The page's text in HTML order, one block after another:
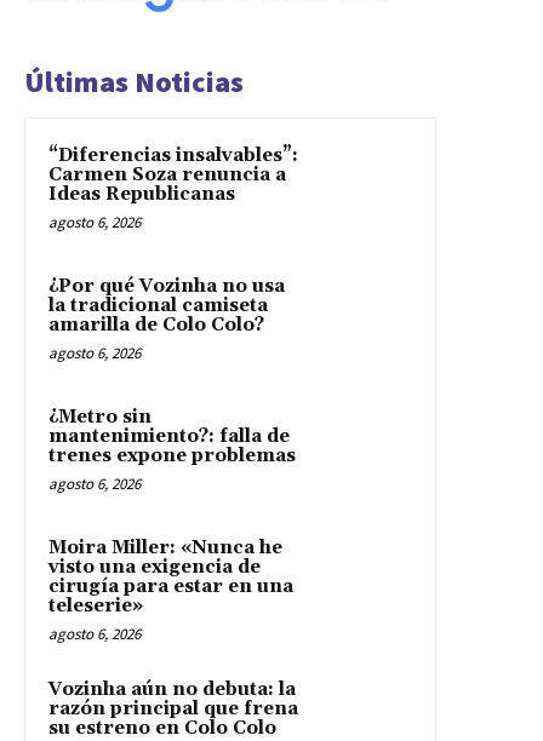
Últimas Noticias
“Diferencias insalvables”:
Carmen Soza renuncia a
Ideas Republicanas
agosto 6, 2026
¿Por qué Vozinha no usa
la tradicional camiseta
amarilla de Colo Colo?
agosto 6, 2026
¿Metro sin
mantenimiento?: falla de
trenes expone problemas
agosto 6, 2026
Moira Miller: «Nunca he
visto una exigencia de
cirugía para estar en una
teleserie»
agosto 6, 2026
Vozinha aún no debuta: la
razón principal que frena
su estreno en Colo Colo